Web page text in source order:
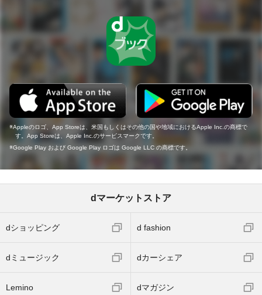
Appleのロゴ、App Storeは、米国もしくはその他の国や地域におけるApple Inc.の商標で
す。App Storeは、Apple Inc.のサービスマークです。
Google Play および Google Play ロゴは Google LLC の商標です。
dマーケットストア
dショッピング d fashion
dミュージック dカーシェア
Lemino dマガジン